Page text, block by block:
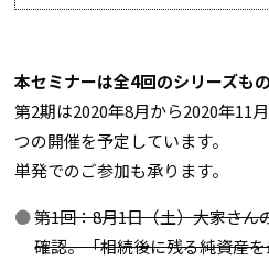
本セミナーは全4回のシリーズも
第2期は2020年8月から2020年11
つの開催を予定しています。
単発でのご参加も承ります。
第1回：8月1日（土）大家さん
確認。「相続後に残る純資産